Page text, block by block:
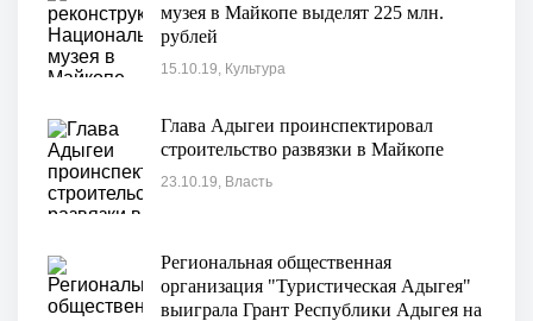
музея в Майкопе выделят 225 млн.
рублей
15.10.19, Культура
Глава Адыгеи проинспектировал
строительство развязки в Майкопе
23.10.19, Власть
Региональная общественная
организация "Туристическая Адыгея"
выиграла Грант Республики Адыгея на